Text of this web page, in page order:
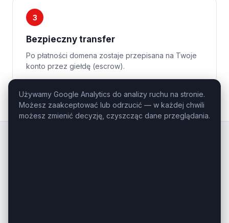
3
Bezpieczny transfer
Po płatności domena zostaje przepisana na Twoje
konto przez giełdę (escrow).
Używamy Google Analytics do analizy ruchu na stronie.
Możesz zaakceptować lub odrzucić — w każdej chwili
możesz zmienić decyzję, czyszcząc dane przeglądania.